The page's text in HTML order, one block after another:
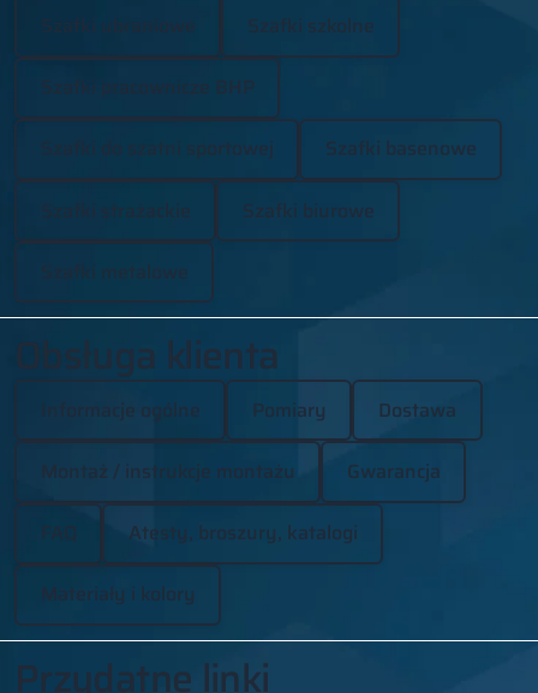
Szafki szkolne
Szafki do szatni sportowej Szafki basenowe
Szafki strażackie Szafki biurowe
Szafki metalowe
Obsługa klienta
Informacje ogólne Pomiary Dostawa
Montaż / instrukcje montażu Gwarancja
FAQ Atesty, broszury, katalogi
Materiały i kolory
Przydatne linki